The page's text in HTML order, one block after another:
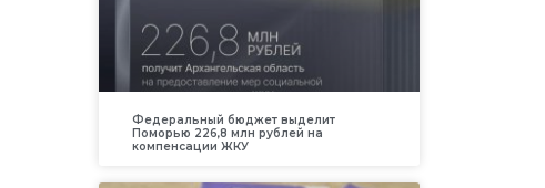
Федеральный бюджет выделит
Поморью 226,8 млн рублей на
компенсации ЖКУ